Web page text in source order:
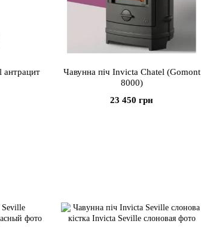
антрацит
Чавунна піч Invicta Chatel (Gomont
8000)
23 450 грн